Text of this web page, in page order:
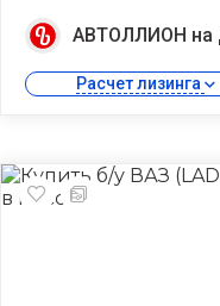
АВТОЛЛИОН на
Расчет лизинга